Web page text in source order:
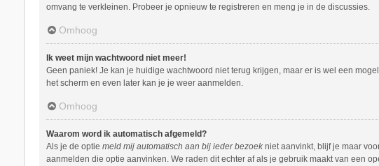
omvang te verkleinen. Probeer je opnieuw te registreren en meng je in de discussies.
Omhoog
Ik weet mijn wachtwoord niet meer!
Geen paniek! Je kan je huidige wachtwoord niet terug krijgen, maar er is wel een
het scherm en even later kan je je weer aanmelden.
Omhoog
Waarom word ik automatisch afgemeld?
Als je de optie meld mij automatisch aan bij ieder bezoekniet aanvinkt, blijf je maar
aanmelden die optie aanvinken. We raden dit echter af als je gebruik maakt van een